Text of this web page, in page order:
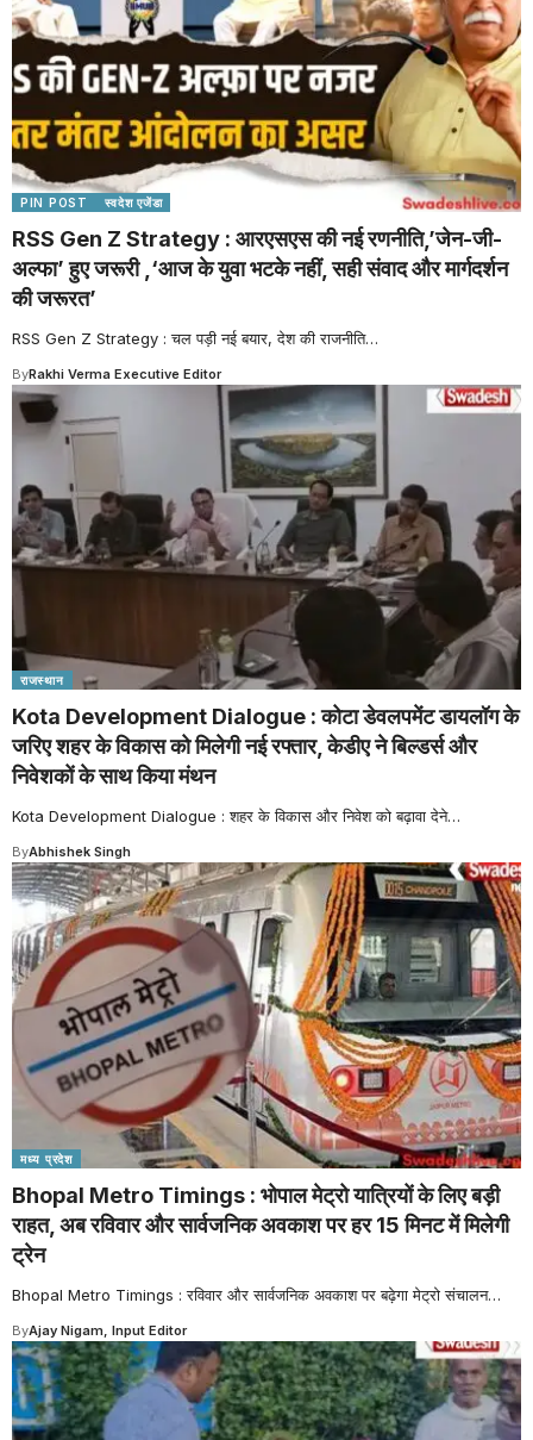
PIN POST स्वदेश एजेंडा
RSS Gen Z Strategy : आरएसएस की नई रणनीति,’जेन-जी-
अल्फा’ हुए जरूरी ,‘आज के युवा भटके नहीं, सही संवाद और मार्गदर्शन
की जरूरत’
RSS Gen Z Strategy : चल पड़ी नई बयार, देश की राजनीति…
ByRakhi Verma Executive Editor
राजस्थान
Kota Development Dialogue : कोटा डेवलपमेंट डायलॉग के
जरिए शहर के विकास को मिलेगी नई रफ्तार, केडीए ने बिल्डर्स और
निवेशकों के साथ किया मंथन
Kota Development Dialogue : शहर के विकास और निवेश को बढ़ावा देने…
ByAbhishek Singh
मध्य प्रदेश
Bhopal Metro Timings : भोपाल मेट्रो यात्रियों के लिए बड़ी
राहत, अब रविवार और सार्वजनिक अवकाश पर हर 15 मिनट में मिलेगी
ट्रेन
Bhopal Metro Timings : रविवार और सार्वजनिक अवकाश पर बढ़ेगा मेट्रो संचालन…
ByAjay Nigam, Input Editor